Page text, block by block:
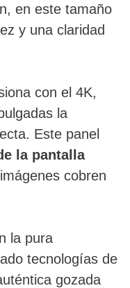
en este tamaño
y una claridad
con el 4K,
la
Este panel
la pantalla
cobren
la pura
tecnologías de
gozada